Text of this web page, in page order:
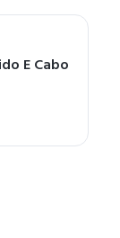
E Cabo